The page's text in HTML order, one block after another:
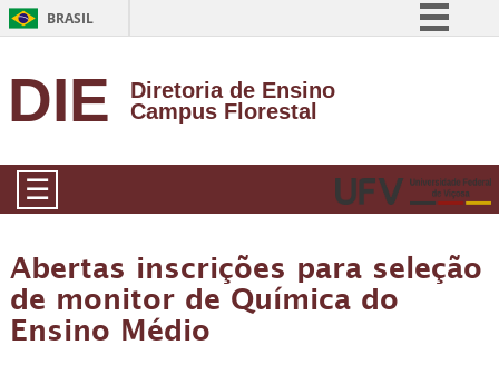
BRASIL
Comunica BR
Acesso à informação
Legislação
DIE
Diretoria de Ensino
Campus Florestal
☰
Abertas inscrições para seleção
de monitor de Química do
Ensino Médio